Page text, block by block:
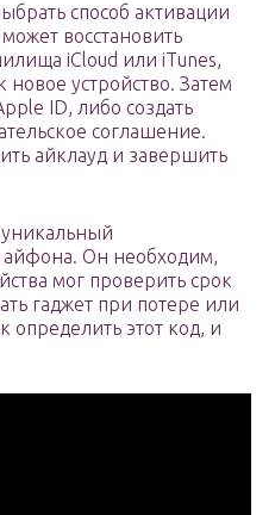
способ активации
восстановить
iCloud или iTunes,
новое устройство. Затем
ID, либо создать
соглашение.
айклауд и завершить
уникальный
Он необходим,
мог проверить срок
гаджет при потере или
определить этот код, и